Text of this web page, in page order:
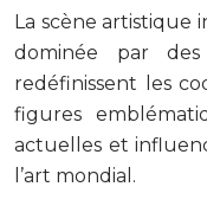
La scène artistique
dominée par des
redéfinissent les
figures
actuelles et
l’art mondial.